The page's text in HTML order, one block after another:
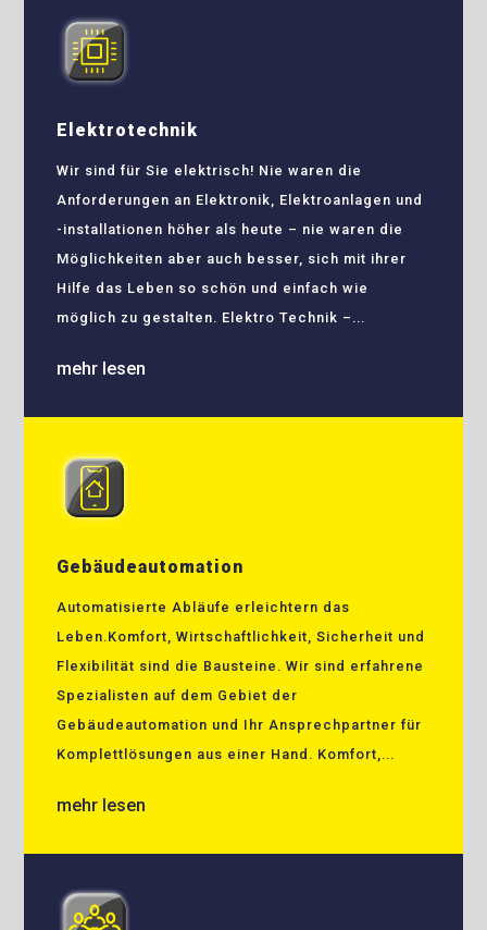
Elektrotechnik
Wir sind für Sie elektrisch! Nie waren die
Anforderungen an Elektronik, Elektroanlagen und
-installationen höher als heute – nie waren die
Möglichkeiten aber auch besser, sich mit ihrer
Hilfe das Leben so schön und einfach wie
möglich zu gestalten. Elektro Technik –...
mehr lesen
Gebäudeautomation
Automatisierte Abläufe erleichtern das
Leben.Komfort, Wirtschaftlichkeit, Sicherheit und
Flexibilität sind die Bausteine. Wir sind erfahrene
Spezialisten auf dem Gebiet der
Gebäudeautomation und Ihr Ansprechpartner für
Komplettlösungen aus einer Hand. Komfort,...
mehr lesen